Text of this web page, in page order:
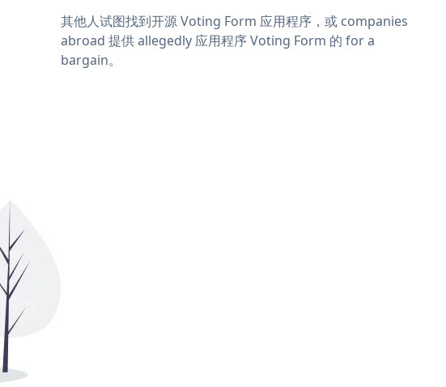
其他人试图找到开源 Voting Form 应用程序，或 companies
abroad 提供 allegedly 应用程序 Voting Form 的 for a
bargain。